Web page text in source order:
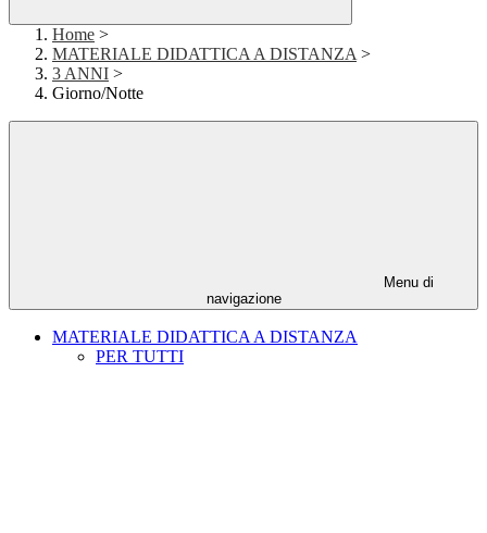
Home >
MATERIALE DIDATTICA A DISTANZA >
3 ANNI >
Giorno/Notte
Menu di
navigazione
MATERIALE DIDATTICA A DISTANZA
PER TUTTI